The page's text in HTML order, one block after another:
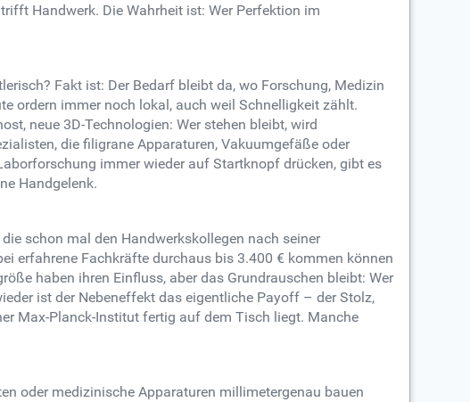
Handwerk. Die Wahrheit ist: Wer Perfektion im
Fakt ist: Der Bedarf bleibt da, wo Forschung, Medizin
ordern immer noch lokal, auch weil Schnelligkeit zählt.
neue 3D-Technologien: Wer stehen bleibt, wird
die filigrane Apparaturen, Vakuumgefäße oder
immer wieder auf Startknopf drücken, gibt es
Handgelenk.
schon mal den Handwerkskollegen nach seiner
erfahrene Fachkräfte durchaus bis 3.400 € kommen können
haben ihren Einfluss, aber das Grundrauschen bleibt: Wer
ist der Nebeneffekt das eigentliche Payoff – der Stolz,
Max-Planck-Institut fertig auf dem Tisch liegt. Manche
oder medizinische Apparaturen millimetergenau bauen